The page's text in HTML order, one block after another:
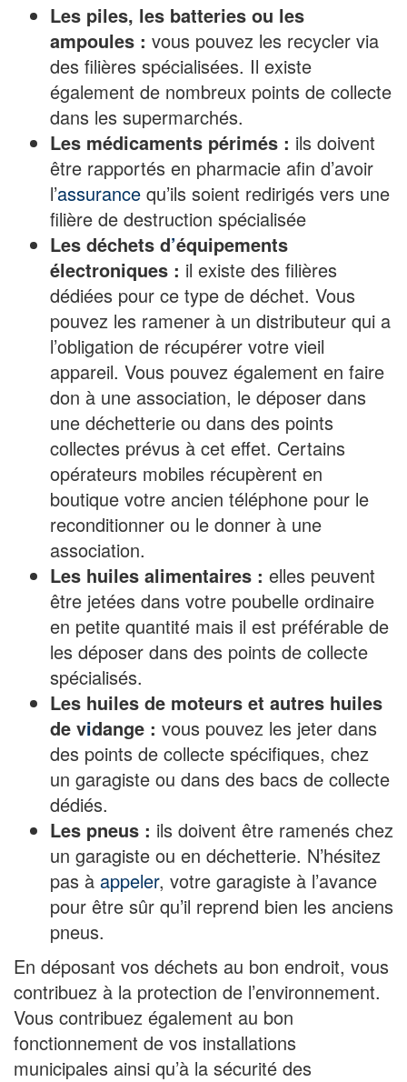
Les piles, les batteries ou les
ampoules : vous pouvez les recycler via
des filières spécialisées. Il existe
également de nombreux points de collecte
dans les supermarchés.
Les médicaments périmés : ils doivent
être rapportés en pharmacie afin d’avoir
l’assurance qu’ils soient redirigés vers une
filière de destruction spécialisée
Les déchets d’équipements
électroniques : il existe des filières
dédiées pour ce type de déchet. Vous
pouvez les ramener à un distributeur qui a
l’obligation de récupérer votre vieil
appareil. Vous pouvez également en faire
don à une association, le déposer dans
une déchetterie ou dans des points
collectes prévus à cet effet. Certains
opérateurs mobiles récupèrent en
boutique votre ancien téléphone pour le
reconditionner ou le donner à une
association.
Les huiles alimentaires : elles peuvent
être jetées dans votre poubelle ordinaire
en petite quantité mais il est préférable de
les déposer dans des points de collecte
spécialisés.
Les huiles de moteurs et autres huiles
de vidange : vous pouvez les jeter dans
des points de collecte spécifiques, chez
un garagiste ou dans des bacs de collecte
dédiés.
Les pneus : ils doivent être ramenés chez
un garagiste ou en déchetterie. N’hésitez
pas à appeler, votre garagiste à l’avance
pour être sûr qu’il reprend bien les anciens
pneus.
En déposant vos déchets au bon endroit, vous
contribuez à la protection de l’environnement.
Vous contribuez également au bon
fonctionnement de vos installations
municipales ainsi qu’à la sécurité des